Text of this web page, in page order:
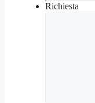
Richiesta